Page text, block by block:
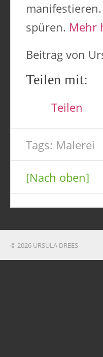
spüren. Mehr
Beitrag von
Teilen mit:
Teilen
Tags: Malerei
[Nach oben]
© 2026 URSULA DREES